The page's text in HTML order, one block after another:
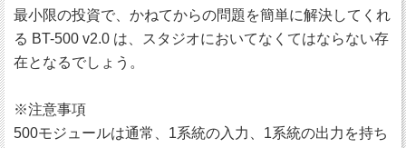
最小限の投資で、かねてからの問題を簡単に解決してくれ
る BT-500 v2.0 は、スタジオにおいてなくてはならない存
在となるでしょう。
※注意事項
500モジュールは通常、1系統の入力、1系統の出力を持ち